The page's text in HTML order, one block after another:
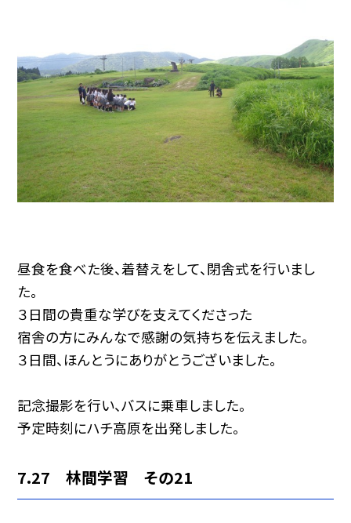
昼食を食べた後、着替えをして、閉舎式を行いまし
た。
３日間の貴重な学びを支えてくださった
宿舎の方にみんなで感謝の気持ちを伝えました。
３日間、ほんとうにありがとうございました。
記念撮影を行い、バスに乗車しました。
予定時刻にハチ高原を出発しました。
7.27 林間学習 その21